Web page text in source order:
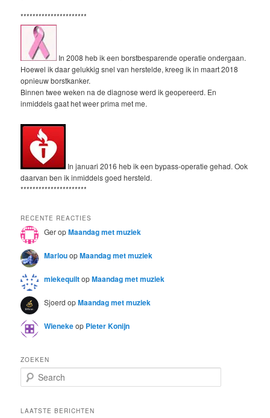
**********************
In 2008 heb ik een borstbesparende operatie ondergaan.
Hoewel ik daar gelukkig snel van herstelde, kreeg ik in maart 2018
opnieuw borstkanker.
Binnen twee weken na de diagnose werd ik geopereerd. En
inmiddels gaat het weer prima met me.
In januari 2016 heb ik een bypass-operatie gehad. Ook
daarvan ben ik inmiddels goed hersteld.
**********************
RECENTE REACTIES
GeropMaandag met muziek
MarlouopMaandag met muziek
miekequiltopMaandag met muziek
Sjoerd opMaandag met muziek
Wienekeop Pieter Konijn
ZOEKEN
e
rLAATSTE BERICHTEN